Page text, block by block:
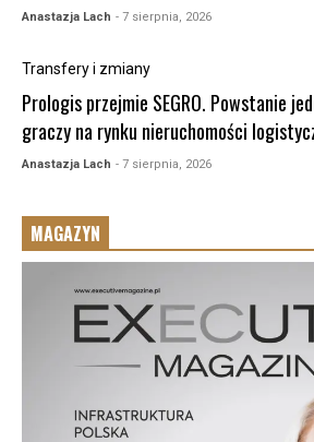
Anastazja Lach - 7 sierpnia, 2026
Transfery i zmiany
Prologis przejmie SEGRO. Powstanie
graczy na rynku nieruchomości
Anastazja Lach - 7 sierpnia, 2026
MAGAZYN